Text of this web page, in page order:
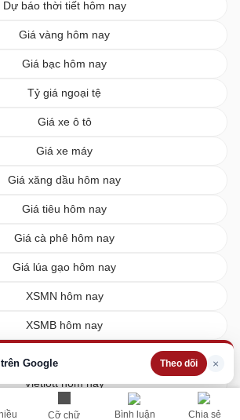
Cỡ chữ Bình luận Chia sẻ
Google Theo dõi ×
Dự báo thời tiết hôm nay
Giá vàng hôm nay
Giá bạc hôm nay
Tỷ giá ngoại tệ
Giá xe ô tô
Giá xe máy
Giá xăng dầu hôm nay
Giá tiêu hôm nay
Giá cà phê hôm nay
Giá lúa gạo hôm nay
XSMN hôm nay
XSMB hôm nay
Vietlott hôm nay